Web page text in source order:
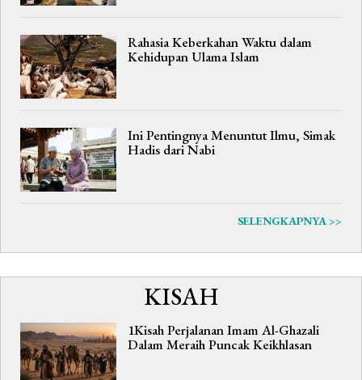
Rahasia Keberkahan Waktu dalam
Kehidupan Ulama Islam
Ini Pentingnya Menuntut Ilmu, Simak
Hadis dari Nabi
SELENGKAPNYA >>
KISAH
1Kisah Perjalanan Imam Al-Ghazali
Dalam Meraih Puncak Keikhlasan